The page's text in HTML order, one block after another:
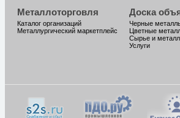
Металлоторговля
Каталог организаций
Металлургический маркетплейс
Доска
Черные
Цветные
Сырье и
Услуги